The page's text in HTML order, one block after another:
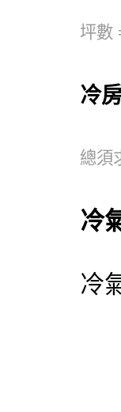
坪數
冷
總須
冷
冷